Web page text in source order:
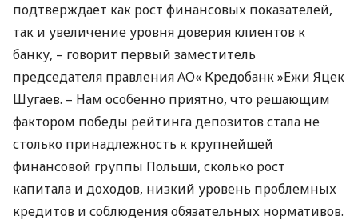
подтверждает как рост финансовых показателей,
так и увеличение уровня доверия клиентов к
банку, – говорит первый заместитель
председателя правления АО« Кредобанк »Ежи Яцек
Шугаев. – Нам особенно приятно, что решающим
фактором победы рейтинга депозитов стала не
столько принадлежность к крупнейшей
финансовой группы Польши, сколько рост
капитала и доходов, низкий уровень проблемных
кредитов и соблюдения обязательных нормативов.